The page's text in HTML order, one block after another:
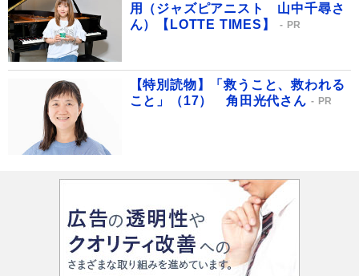
用（ジャズピアニスト 山中千尋さ
ん）【LOTTE TIMES】
PR
【特別読物】「救うこと、救われる
こと」（17） 角田光代さん
PR